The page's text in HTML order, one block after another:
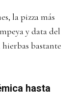
la pizza más
y data del
bastante
hasta